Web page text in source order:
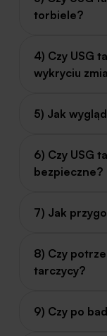
torbiele?
4) Czy USG
wykryciu
5) Jak
6) Czy USG
bezpieczne?
7) Jak
8) Czy
tarczycy?
9) Czy po